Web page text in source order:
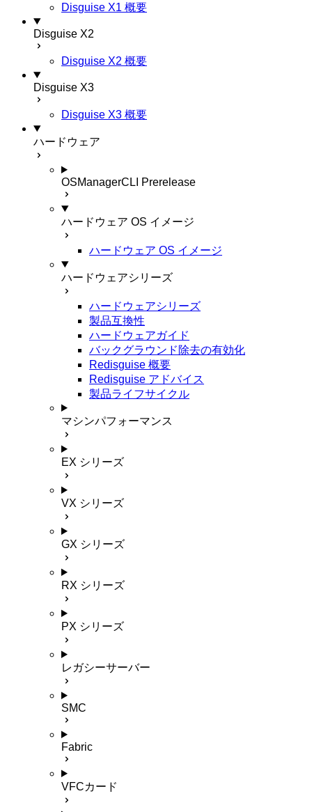
Disguise X1 概要
Disguise X2
Disguise X2 概要
Disguise X3
Disguise X3 概要
ハードウェア
OSManagerCLI Prerelease
ハードウェア OS イメージ
ハードウェア OS イメージ
ハードウェアシリーズ
ハードウェアシリーズ
製品互換性
ハードウェアガイド
バックグラウンド除去の有効化
Redisguise 概要
Redisguise アドバイス
製品ライフサイクル
マシンパフォーマンス
EX シリーズ
VX シリーズ
GX シリーズ
RX シリーズ
PX シリーズ
レガシーサーバー
SMC
Fabric
VFCカード